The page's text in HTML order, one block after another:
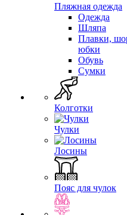
Пляжная одежда
Одежда
Шляпа
Плавки,
юбки
Обувь
Сумки
Колготки
Чулки
Лосины
Пояс для чулок